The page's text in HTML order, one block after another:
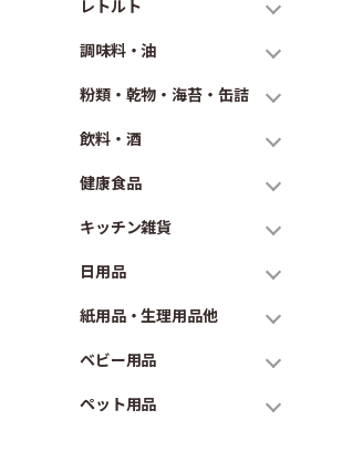
レトルト
調味料・油
粉類・乾物・海苔・缶詰
飲料・酒
健康食品
キッチン雑貨
日用品
紙用品・生理用品他
ベビー用品
ペット用品